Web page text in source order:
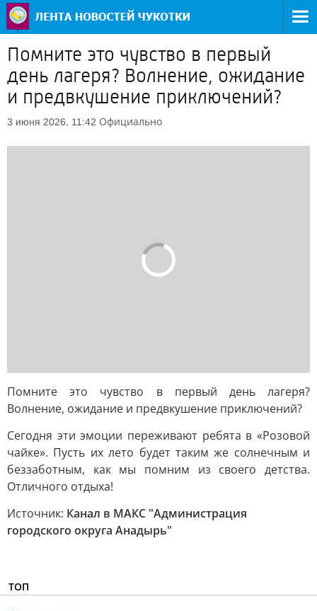
Помните это чувство в первый
день лагеря? Волнение, ожидание
и предвкушение приключений?
3 июня 2026, 11:42 Официально
Помните это чувство в первый день лагеря?
Волнение, ожидание и предвкушение приключений?
Сегодня эти эмоции переживают ребята в «Розовой
чайке». Пусть их лето будет таким же солнечным и
беззаботным, как мы помним из своего детства.
Отличного отдыха!
Источник: Канал в МАКС "Администрация
городского округа Анадырь"
ТОП